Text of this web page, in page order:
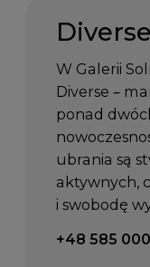
Diverse
W Galerii
Diverse –
ponad
ubrania są
aktywnych,
i swobodę
Telefon
+48 585